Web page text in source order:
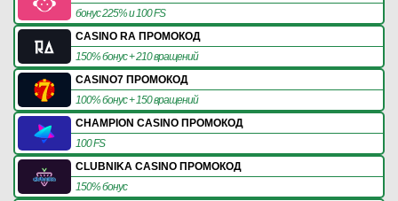
бонус 225% и 100 FS
CASINO RA ПРОМОКОД
150% бонус + 210 вращений
CASINO7 ПРОМОКОД
100% бонус + 150 вращений
CHAMPION CASINO ПРОМОКОД
100 FS
CLUBNIKA CASINO ПРОМОКОД
150% бонус